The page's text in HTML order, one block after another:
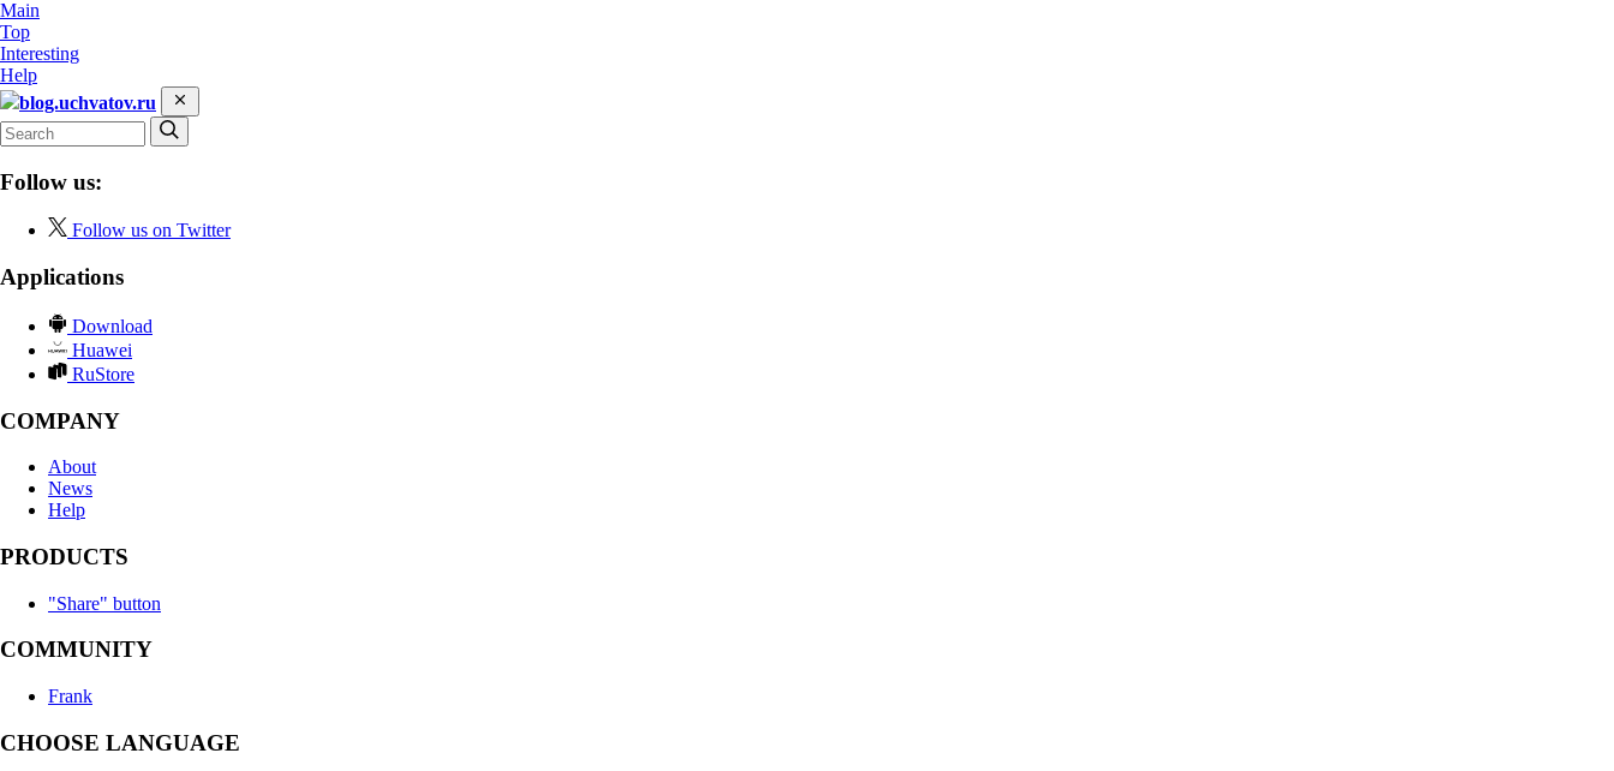
Main
Top
Interesting
Help
blog.uchvatov.ru
Follow us:
Follow us on Twitter
Applications
Download
Huawei
RuStore
COMPANY
About
News
Help
PRODUCTS
"Share" button
COMMUNITY
Frank
CHOOSE LANGUAGE